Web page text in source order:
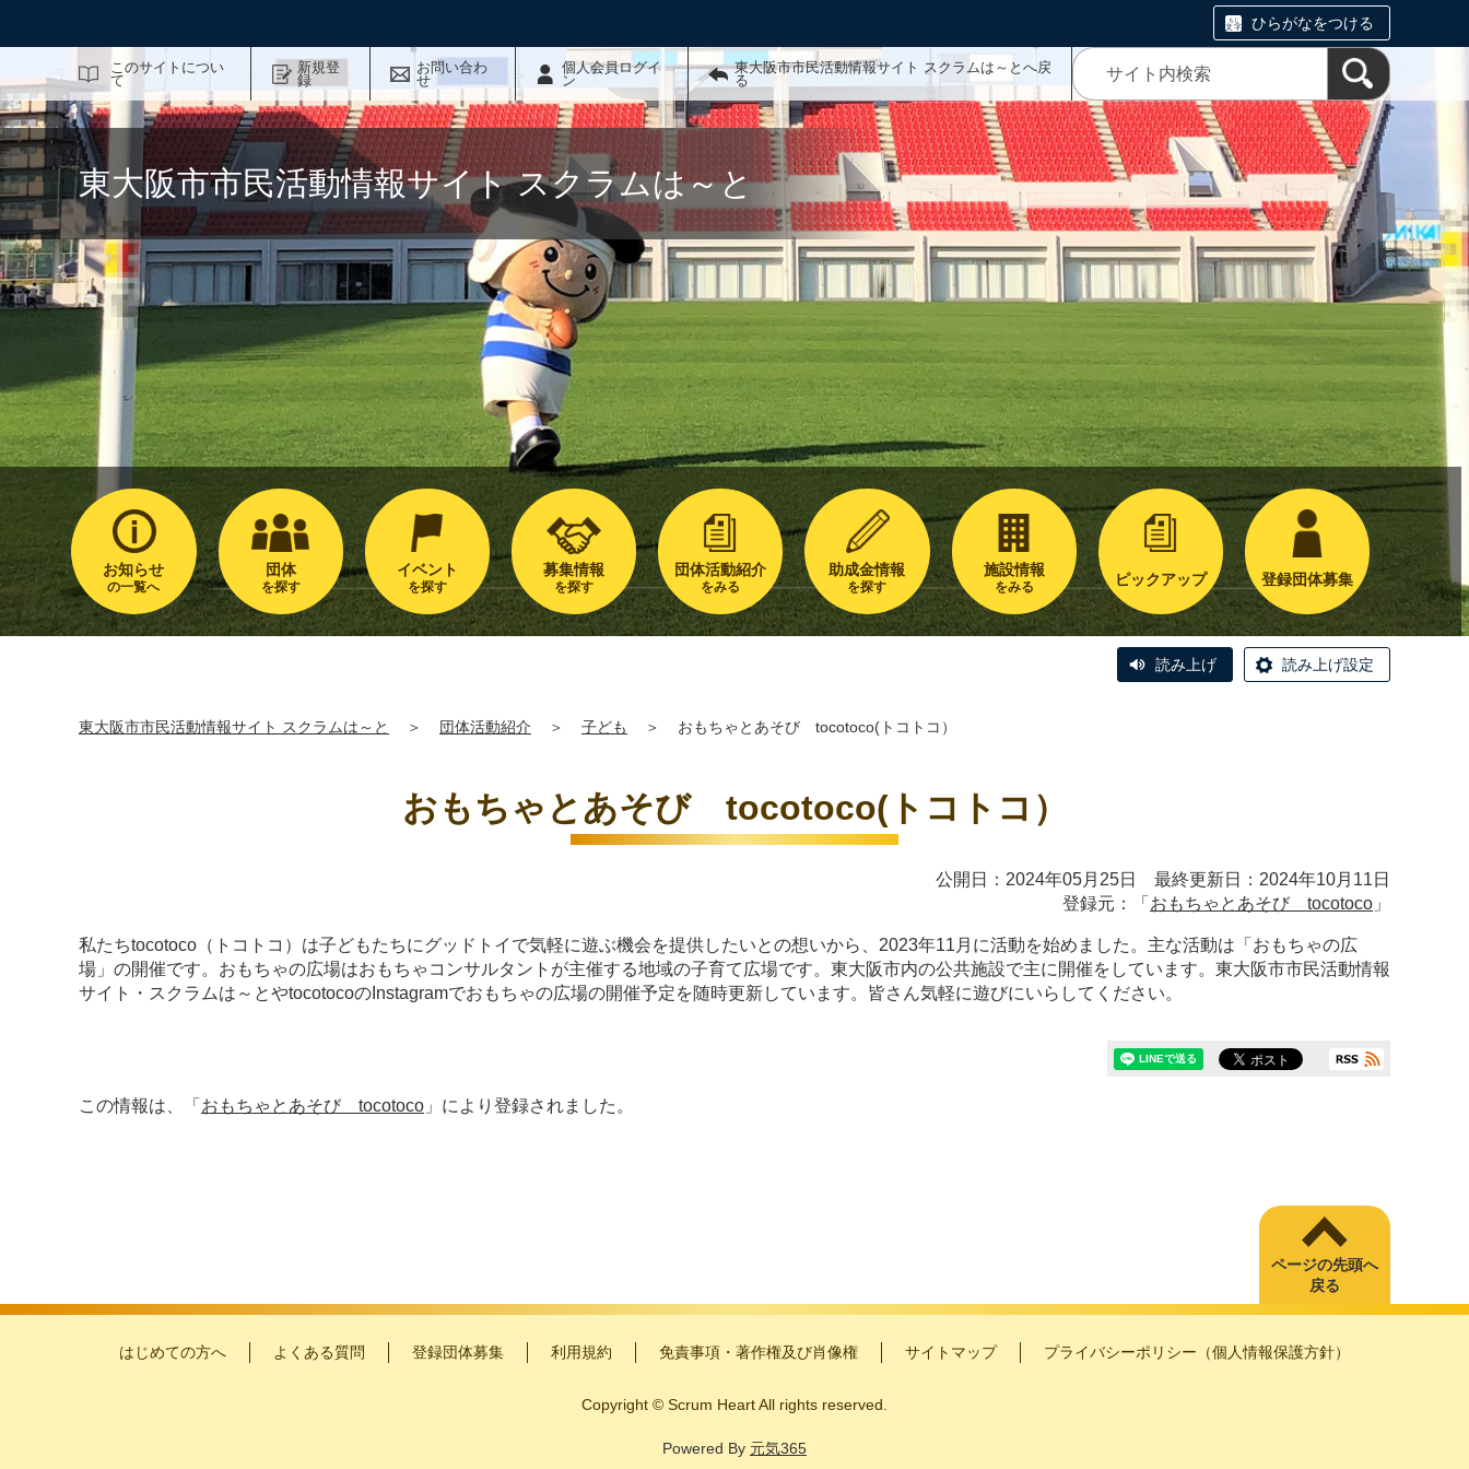
ひらがなをつける
このサイトについ
て
新規登
録
お問い合わ
せ
個人会員ログイ
ン
東大阪市市民活動情報サイト スクラムは～とへ戻
る
東大阪市市民活動情報サイト スクラムは～と
お知らせ
の一覧へ
団体
を探す
イベント
を探す
募集情報
を探す
団体活動紹介
をみる
助成金情報
を探す
施設情報
をみる ピックアップ 登録団体募集
読み上げ 読み上げ設定
東大阪市市民活動情報サイト スクラムは～と ＞ 団体活動紹介 ＞ 子ども ＞ おもちゃとあそび tocotoco(トコトコ）
おもちゃとあそび tocotoco(トコトコ）
公開日：2024年05月25日 最終更新日：2024年10月11日
登録元：「 おもちゃとあそび tocotoco 」
私たちtocotoco（トコトコ）は子どもたちにグッドトイで気軽に遊ぶ機会を提供したいとの想いから、2023年11月に活動を始めました。主な活動は「おもちゃの広
場」の開催です。おもちゃの広場はおもちゃコンサルタントが主催する地域の子育て広場です。東大阪市内の公共施設で主に開催をしています。東大阪市市民活動情報
サイト・スクラムは～とやtocotocoのInstagramでおもちゃの広場の開催予定を随時更新しています。皆さん気軽に遊びにいらしてください。
この情報は、「 おもちゃとあそび tocotoco 」により登録されました。
ページの先頭へ
戻る
はじめての方へ よくある質問 登録団体募集 利用規約 免責事項・著作権及び肖像権 サイトマップ プライバシーポリシー（個人情報保護方針）
Copyright © Scrum Heart All rights reserved.
Powered By 元気365